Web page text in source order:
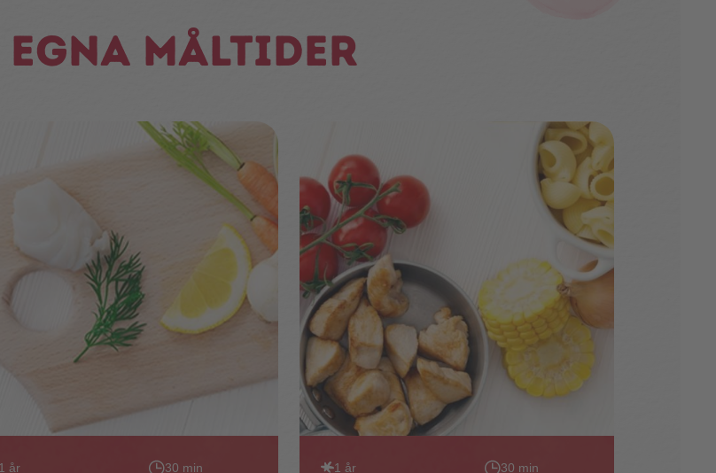
egna måltider
1 år 30 min 1 år 30 min